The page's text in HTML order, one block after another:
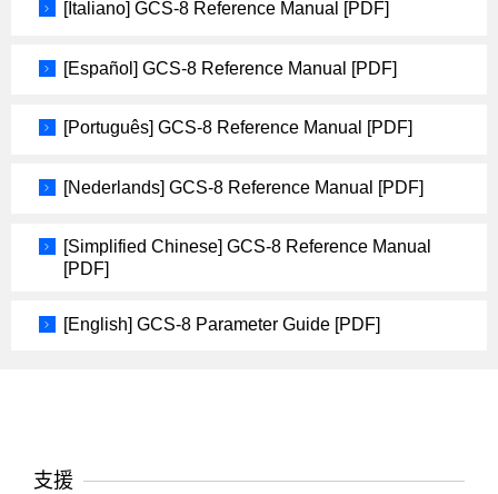
[Italiano] GCS-8 Reference Manual [PDF]
[Español] GCS-8 Reference Manual [PDF]
[Português] GCS-8 Reference Manual [PDF]
[Nederlands] GCS-8 Reference Manual [PDF]
[Simplified Chinese] GCS-8 Reference Manual
[PDF]
[English] GCS-8 Parameter Guide [PDF]
支援